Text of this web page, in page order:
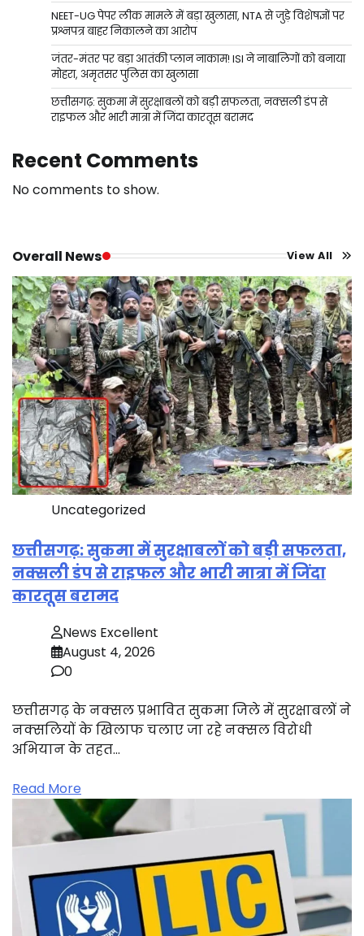
NEET-UG पेपर लीक मामले में बड़ा खुलासा, NTA से जुड़े विशेषज्ञों पर
प्रश्नपत्र बाहर निकालने का आरोप
जंतर-मंतर पर बड़ा आतंकी प्लान नाकाम! ISI ने नाबालिगों को बनाया
मोहरा, अमृतसर पुलिस का खुलासा
छत्तीसगढ़: सुकमा में सुरक्षाबलों को बड़ी सफलता, नक्सली डंप से
राइफल और भारी मात्रा में जिंदा कारतूस बरामद
Recent Comments
No comments to show.
Overall News View All
Uncategorized
छत्तीसगढ़: सुकमा में सुरक्षाबलों को बड़ी सफलता,
नक्सली डंप से राइफल और भारी मात्रा में जिंदा
कारतूस बरामद
News Excellent
August 4, 2026
0
छत्तीसगढ़ के नक्सल प्रभावित सुकमा जिले में सुरक्षाबलों ने
नक्सलियों के खिलाफ चलाए जा रहे नक्सल विरोधी
अभियान के तहत…
Read More